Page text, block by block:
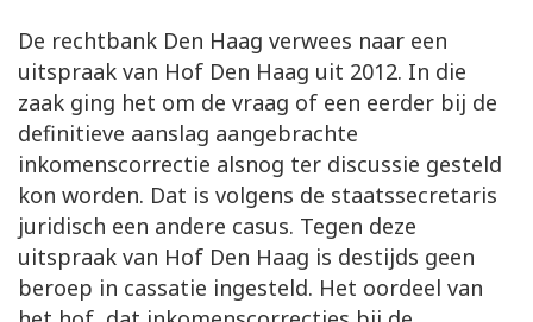
De rechtbank Den Haag verwees naar een
uitspraak van Hof Den Haag uit 2012. In die
zaak ging het om de vraag of een eerder bij de
definitieve aanslag aangebrachte
inkomenscorrectie alsnog ter discussie gesteld
kon worden. Dat is volgens de staatssecretaris
juridisch een andere casus. Tegen deze
uitspraak van Hof Den Haag is destijds geen
beroep in cassatie ingesteld. Het oordeel van